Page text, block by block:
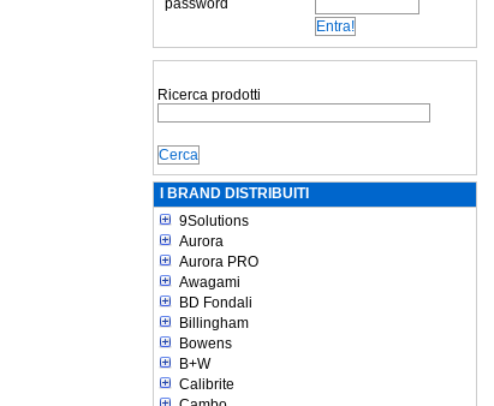
password
Ricerca prodotti
I BRAND DISTRIBUITI
9Solutions
Aurora
Aurora PRO
Awagami
BD Fondali
Billingham
Bowens
B+W
Calibrite